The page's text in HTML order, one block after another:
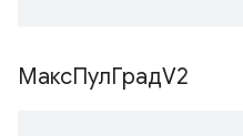
МаксПулГрадV2